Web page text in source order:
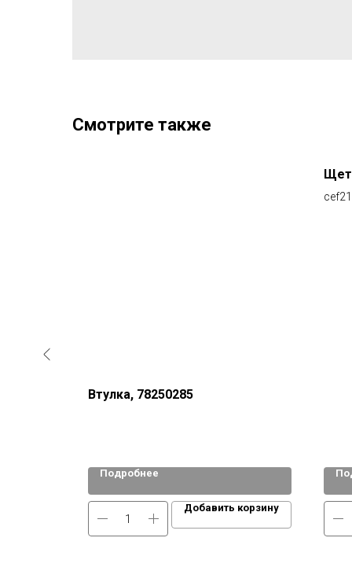
Смотрите также
Втулка, 78250285
Подробнее
Добавить корзину